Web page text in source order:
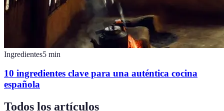
Ingredientes5 min
10 ingredientes clave para una auténtica cocina
española
Todos los artículos